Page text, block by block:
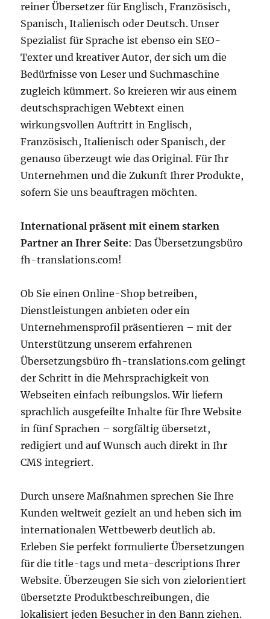
reiner Übersetzer für Englisch, Französisch,
Spanisch, Italienisch oder Deutsch. Unser
Spezialist für Sprache ist ebenso ein SEO-
Texter und kreativer Autor, der sich um die
Bedürfnisse von Leser und Suchmaschine
zugleich kümmert. So kreieren wir aus einem
deutschsprachigen Webtext einen
wirkungsvollen Auftritt in Englisch,
Französisch, Italienisch oder Spanisch, der
genauso überzeugt wie das Original. Für Ihr
Unternehmen und die Zukunft Ihrer Produkte,
sofern Sie uns beauftragen möchten.
International präsent mit einem starken
Partner an Ihrer Seite: Das Übersetzungsbüro
fh-translations.com!
Ob Sie einen Online-Shop betreiben,
Dienstleistungen anbieten oder ein
Unternehmensprofil präsentieren – mit der
Unterstützung unserem erfahrenen
Übersetzungsbüro fh-translations.com gelingt
der Schritt in die Mehrsprachigkeit von
Webseiten einfach reibungslos. Wir liefern
sprachlich ausgefeilte Inhalte für Ihre Website
in fünf Sprachen – sorgfältig übersetzt,
redigiert und auf Wunsch auch direkt in Ihr
CMS integriert.
Durch unsere Maßnahmen sprechen Sie Ihre
Kunden weltweit gezielt an und heben sich im
internationalen Wettbewerb deutlich ab.
Erleben Sie perfekt formulierte Übersetzungen
für die title-tags und meta-descriptions Ihrer
Website. Überzeugen Sie sich von zielorientiert
übersetzte Produktbeschreibungen, die
lokalisiert jeden Besucher in den Bann ziehen.